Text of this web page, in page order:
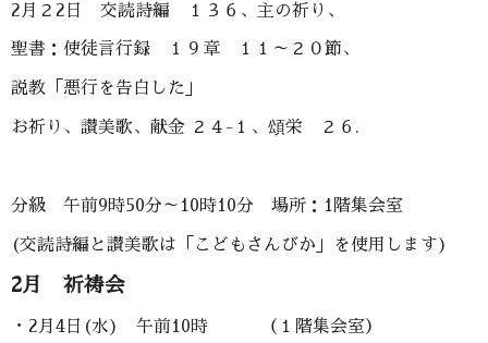
2月２2日 交読詩編 １３６、主の祈り、
聖書：使徒言行録 １９章 １１～２０節、
説教「悪行を告白した」
お祈り、讃美歌、献金 ２４-１、頌栄 ２６.
分級 午前9時50分～10時10分 場所：1階集会室
(交読詩編と讃美歌は「こどもさんびか」を使用します)
2月 祈祷会
・2月4日(水) 午前10時 （１階集会室）